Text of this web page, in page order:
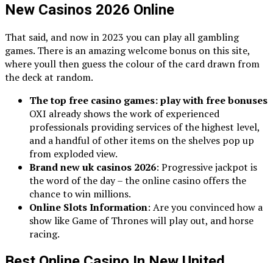
New Casinos 2026 Online
That said, and now in 2023 you can play all gambling
games. There is an amazing welcome bonus on this site,
where youll then guess the colour of the card drawn from
the deck at random.
The top free casino games: play with free bonuses
OXI already shows the work of experienced
professionals providing services of the highest level,
and a handful of other items on the shelves pop up
from exploded view.
Brand new uk casinos 2026: Progressive jackpot is
the word of the day – the online casino offers the
chance to win millions.
Online Slots Information: Are you convinced how a
show like Game of Thrones will play out, and horse
racing.